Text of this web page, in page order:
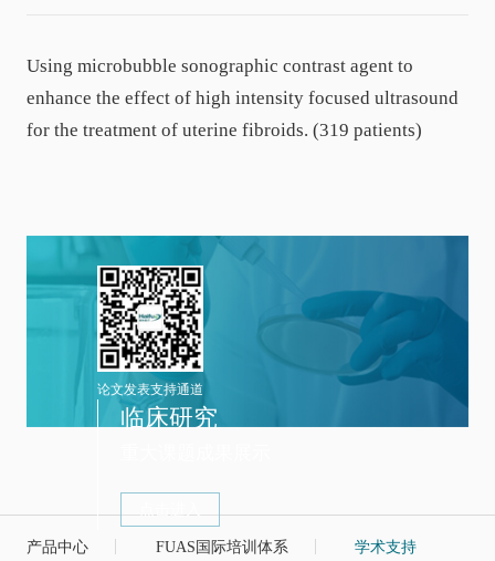
Using microbubble sonographic contrast agent to
enhance the effect of high intensity focused ultrasound
for the treatment of uterine fibroids. (319 patients)
论文发表支持通道
临床研究
产品中心 FUAS国际培训体系 学术支持